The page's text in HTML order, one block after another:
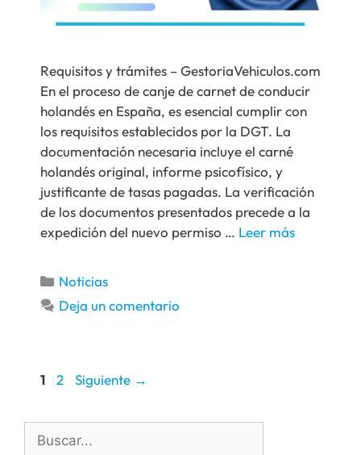
Requisitos y trámites – GestoriaVehiculos.com
En el proceso de canje de carnet de conducir
holandés en España, es esencial cumplir con
los requisitos establecidos por la DGT. La
documentación necesaria incluye el carné
holandés original, informe psicofísico, y
justificante de tasas pagadas. La verificación
de los documentos presentados precede a la
expedición del nuevo permiso … Leer más
Noticias
Deja un comentario
1 2 Siguiente →